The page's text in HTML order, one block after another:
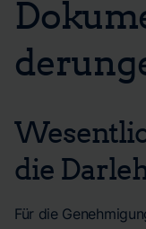
die
Für die